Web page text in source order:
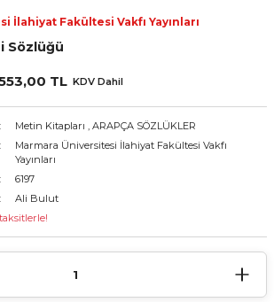
İlahiyat Fakültesi Vakfı Yayınları
Sözlüğü
TL KDV Dahil
Metin Kitapları , ARAPÇA SÖZLÜKLER
Marmara Üniversitesi İlahiyat Fakültesi Vakfı
Yayınları
6197
Ali Bulut